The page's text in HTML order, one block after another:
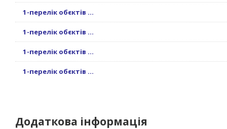
1-перелік обєктів ...
1-перелік обєктів ...
1-перелік обєктів ...
1-перелік обєктів ...
Додаткова інформація